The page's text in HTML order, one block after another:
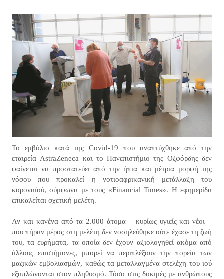
Το εμβόλιο κατά της Covid-19 που αναπτύχθηκε από την
εταιρεία AstraZeneca και το Πανεπιστήμιο της Οξφόρδης δεν
φαίνεται να προστατεύει από την ήπια και μέτρια μορφή της
νόσου που προκαλεί η νοτιοαφρικανική μετάλλαξη του
κοροναϊού, σύμφωνα με τους «Financial Times». Η εφημερίδα
επικαλείται σχετική μελέτη.
Αν και κανένα από τα 2.000 άτομα – κυρίως υγιείς και νέοι –
που πήραν μέρος στη μελέτη δεν νοσηλεύθηκε ούτε έχασε τη ζωή
του, τα ευρήματα, τα οποία δεν έχουν αξιολογηθεί ακόμα από
άλλους επιστήμονες, μπορεί να περιπλέξουν την πορεία των
μαζικών εμβολιασμών, καθώς τα μεταλλαγμένα στελέχη του ιού
εξαπλώνονται στον πληθυσμό. Τόσο στις δοκιμές με ανθρώπους